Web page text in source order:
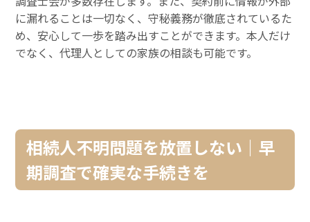
に漏れることは一切なく、守秘義務が徹底されているた
め、安心して一歩を踏み出すことができます。本人だけ
でなく、代理人としての家族の相談も可能です。
相続人不明問題を放置しない｜早
期調査で確実な手続きを